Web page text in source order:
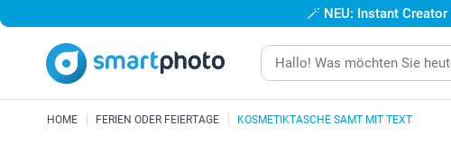
🪄 NEU: Instant Creator
HOME FERIEN ODER FEIERTAGE KOSMETIKTASCHE SAMT MIT TEXT